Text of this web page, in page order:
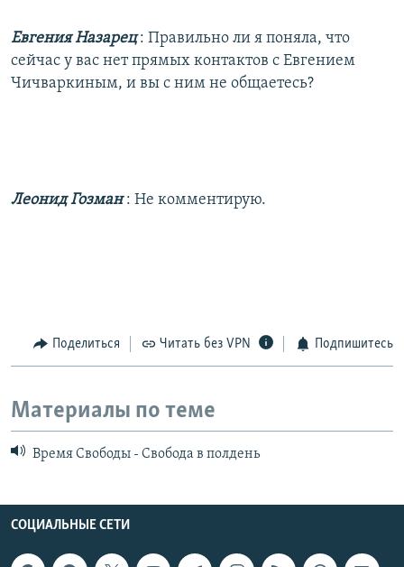
Евгения Назарец: Правильно ли я поняла, что
сейчас у вас нет прямых контактов с Евгением
Чичваркиным, и вы с ним не общаетесь?
Леонид Гозман: Не комментирую.
Поделиться Читать без VPN Подпишитесь
Материалы по теме
Время Свободы - Свобода в полдень
СОЦИАЛЬНЫЕ СЕТИ